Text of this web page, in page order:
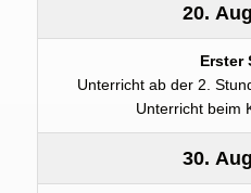
20.
Erster
Unterricht ab der 2.
Unterricht beim
30.